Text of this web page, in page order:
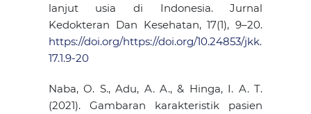
lanjut usia di Indonesia. Jurnal
Kedokteran Dan Kesehatan, 17(1), 9–20.
https://doi.org/https://doi.org/10.24853/jkk.
17.1.9-20
Naba, O. S., Adu, A. A., & Hinga, I. A. T.
(2021). Gambaran karakteristik pasien